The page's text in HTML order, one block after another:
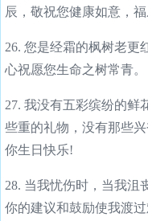
辰，敬祝您健康如意，福
26. 您是经霜的枫树老更
心祝愿您生命之树常青。
27. 我没有五彩缤纷的鲜
些重的礼物，没有那些
你生日快乐!
28. 当我忧伤时，当我沮
你的建议和鼓励使我渡